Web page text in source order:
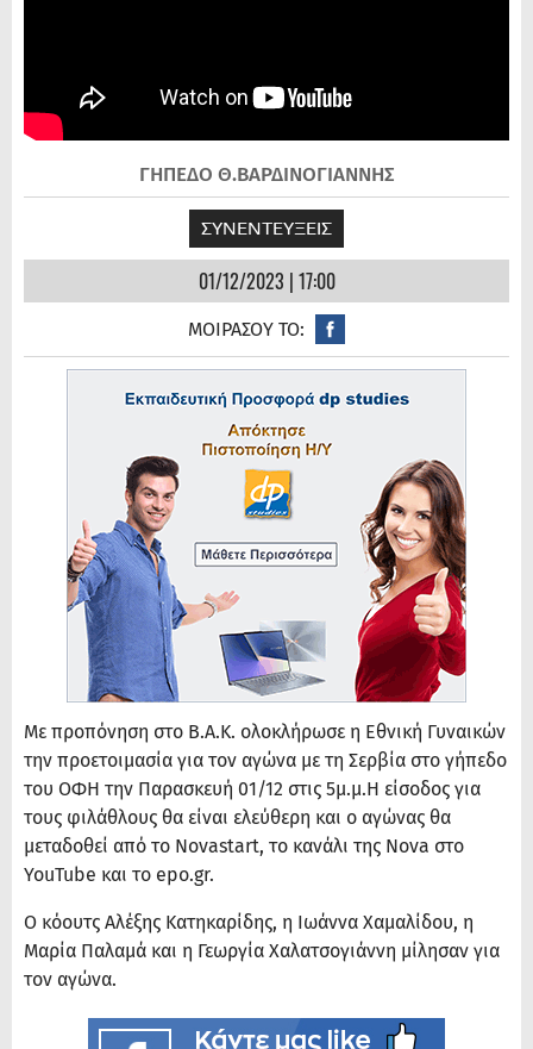
ΓΗΠΕΔΟ Θ.ΒΑΡΔΙΝΟΓΙΑΝΝΗΣ
ΣΥΝΕΝΤΕΥΞΕΙΣ
01/12/2023 | 17:00
ΜΟΙΡΑΣΟΥ ΤΟ:
Με προπόνηση στο Β.Α.Κ. ολοκλήρωσε η Εθνική Γυναικών
την προετοιμασία για τον αγώνα με τη Σερβία στο γήπεδο
του ΟΦΗ την Παρασκευή 01/12 στις 5μ.μ.Η είσοδος για
τους φιλάθλους θα είναι ελεύθερη και ο αγώνας θα
μεταδοθεί από το Novastart, το κανάλι της Nova στο
YouTube και το epo.gr.
Ο κόουτς Αλέξης Κατηκαρίδης, η Ιωάννα Χαμαλίδου, η
Μαρία Παλαμά και η Γεωργία Χαλατσογιάννη μίλησαν για
τον αγώνα.